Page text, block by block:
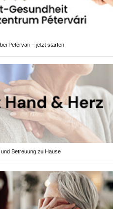
Petervari – jetzt starten
Betreuung zu Hause